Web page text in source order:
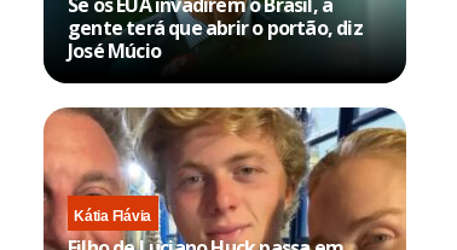
gente terá que abrir o portão, diz
José Múcio
Kátia Flávia